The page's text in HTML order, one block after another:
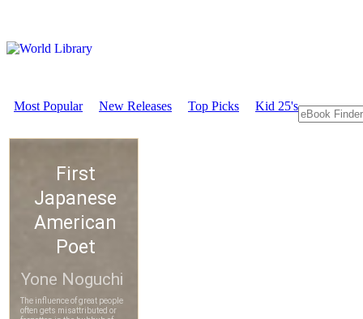
Most Popular New Releases Top Picks Kid 25's